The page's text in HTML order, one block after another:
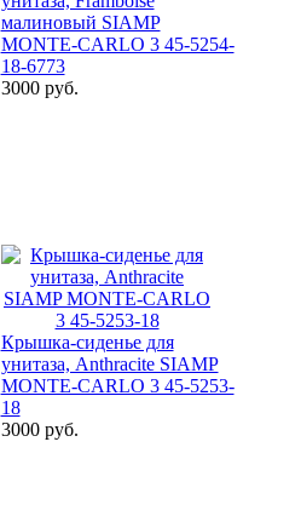
малиновый SIAMP
MONTE-CARLO 3 45-5254-
18-6773
3000 руб.
Крышка-сиденье для
унитаза, Anthracite SIAMP
MONTE-CARLO 3 45-5253-
18
3000 руб.